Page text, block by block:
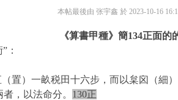
本帖最後由 张宇鑫 於 2023-10-16
《算書甲種》簡134正面的
：
置）一畝税田十六步，而以枲囟（細
，以法命分。 130正